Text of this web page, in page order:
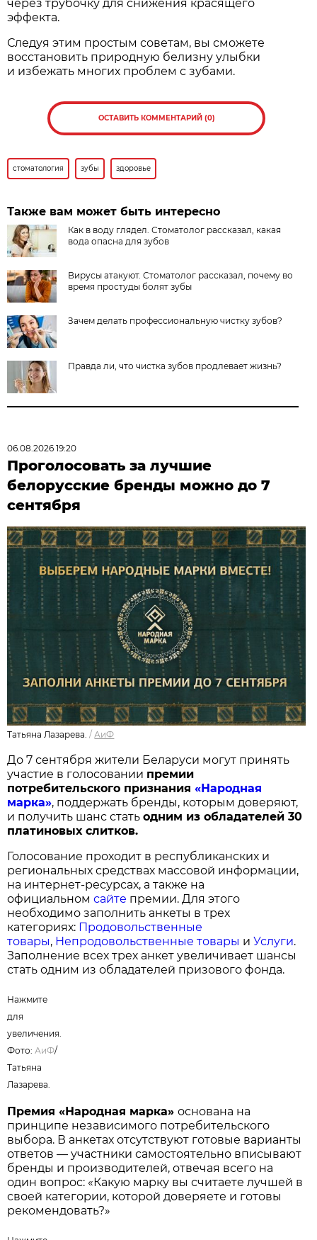
через трубочку для снижения красящего
эффекта.
Следуя этим простым советам, вы сможете
восстановить природную белизну улыбки
и избежать многих проблем с зубами.
ОСТАВИТЬ КОММЕНТАРИЙ (0)
стоматология зубы здоровье
Также вам может быть интересно
Как в воду глядел. Стоматолог рассказал, какая
вода опасна для зубов
Вирусы атакуют. Стоматолог рассказал, почему во
время простуды болят зубы
Зачем делать профессиональную чистку зубов?
Правда ли, что чистка зубов продлевает жизнь?
06.08.2026 19:20
Проголосовать за лучшие
белорусские бренды можно до 7
сентября
Татьяна Лазарева. /АиФ
До 7 сентября жители Беларуси могут принять
участие в голосовании премии
потребительского признания«Народная
марка», поддержать бренды, которым доверяют,
и получить шанс статьодним из обладателей 30
платиновых слитков.
Голосование проходит в республиканских и
региональных средствах массовой информации,
на интернет-ресурсах, а также на
официальномсайте премии. Для этого
необходимо заполнить анкеты в трех
категориях: Продовольственные
товары, Непродовольственные товары иУслуги.
Заполнение всех трех анкет увеличивает шансы
стать одним из обладателей призового фонда.
Нажмите
для
увеличения.
Фото:АиФ/
Татьяна
Лазарева.
Премия «Народная марка»основана на
принципе независимого потребительского
выбора. В анкетах отсутствуют готовые варианты
ответов — участники самостоятельно вписывают
бренды и производителей, отвечая всего на
один вопрос: «Какую марку вы считаете лучшей в
своей категории, которой доверяете и готовы
рекомендовать?»